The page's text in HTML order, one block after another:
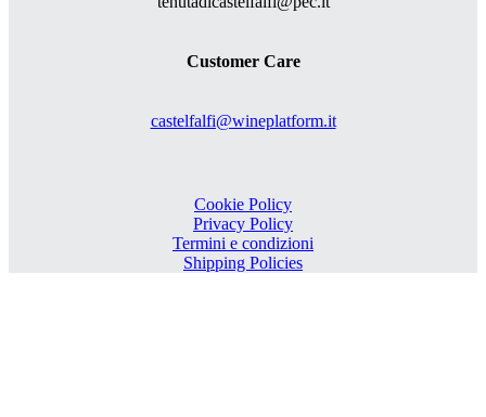
Customer Care
castelfalfi@wineplatform.it
Cookie Policy
Privacy Policy
Termini e condizioni
Shipping Policies